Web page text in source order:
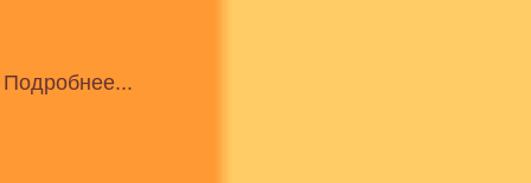
Подробнее...